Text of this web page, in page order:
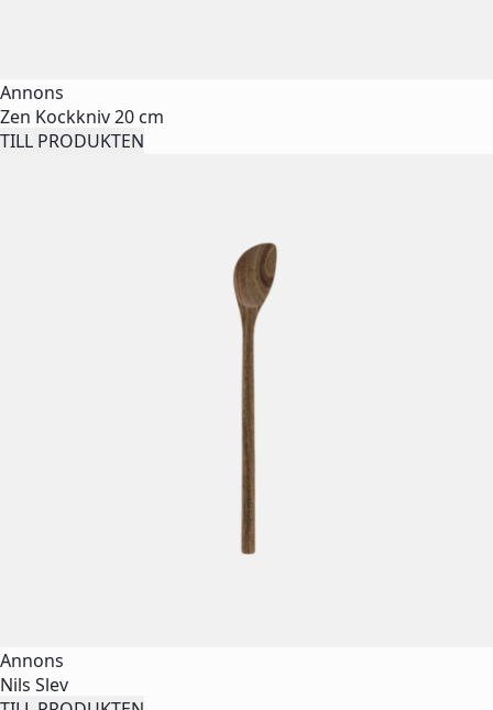
Annons
Zen Kockkniv 20 cm
TILL PRODUKTEN
Annons
Nils Slev